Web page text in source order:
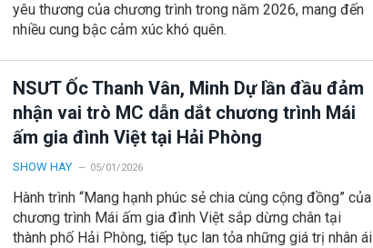
yêu thương của chương trình trong năm 2026, mang đến
nhiều cung bậc cảm xúc khó quên.
NSƯT Ốc Thanh Vân, Minh Dự lần đầu đảm
nhận vai trò MC dẫn dắt chương trình Mái
ấm gia đình Việt tại Hải Phòng
SHOW HAY 05/01/2026
Hành trình “Mang hạnh phúc sẻ chia cùng cộng đồng” của
chương trình Mái ấm gia đình Việt sắp dừng chân tại
thành phố Hải Phòng, tiếp tục lan tỏa những giá trị nhân ái